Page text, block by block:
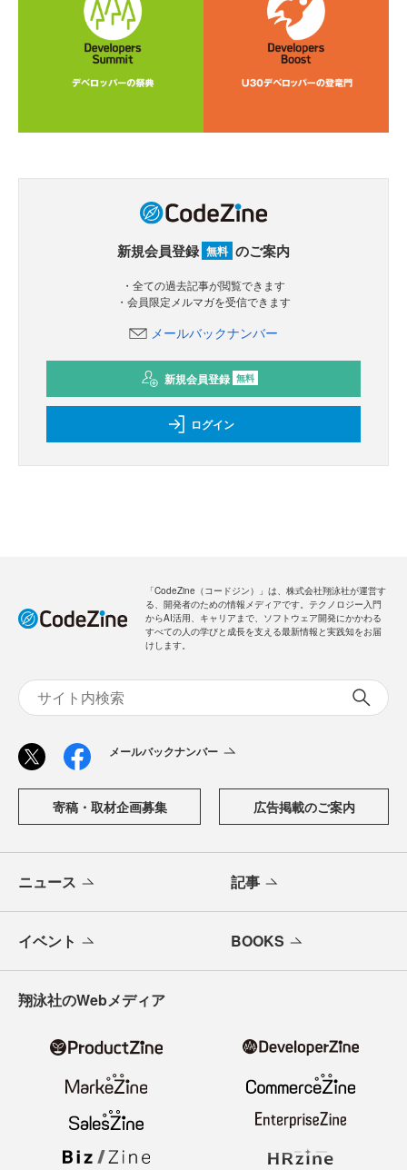
新規会員登録 無料 のご案内
・全ての過去記事が閲覧できます
・会員限定メルマガを受信できます
メールバックナンバー
新規会員登録 無料
ログイン
「CodeZine（コードジン）」は、株式会社翔泳社が運営す
る、開発者のための情報メディアです。テクノロジー入門
からAI活用、キャリアまで、ソフトウェア開発にかかわる
すべての人の学びと成長を支える最新情報と実践知をお届
けします。
メールバックナンバー
寄稿・取材企画募集 広告掲載のご案内
ニュース 記事
イベント BOOKS
翔泳社のWebメディア